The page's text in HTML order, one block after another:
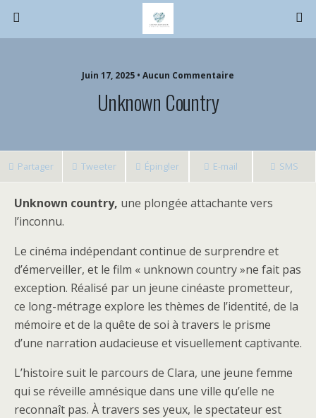
Juin 17, 2025 • Aucun Commentaire
Unknown Country
Partager Tweeter Épingler E-mail SMS
Unknown country, une plongée attachante vers
l’inconnu.
Le cinéma indépendant continue de surprendre et
d’émerveiller, et le film « unknown country »ne fait pas
exception. Réalisé par un jeune cinéaste prometteur,
ce long-métrage explore les thèmes de l’identité, de la
mémoire et de la quête de soi à travers le prisme
d’une narration audacieuse et visuellement captivante.
L’histoire suit le parcours de Clara, une jeune femme
qui se réveille amnésique dans une ville qu’elle ne
reconnaît pas. À travers ses yeux, le spectateur est